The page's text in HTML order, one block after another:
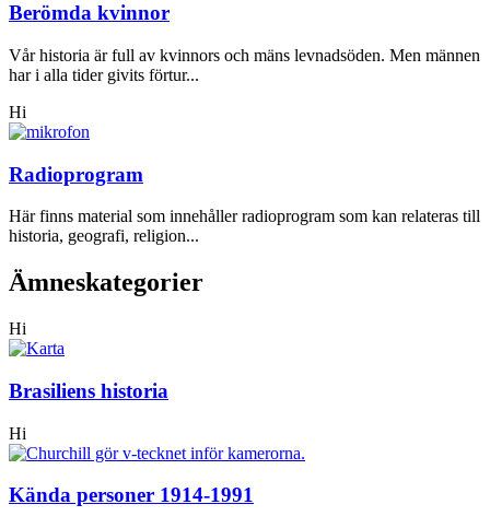
Berömda kvinnor
Vår historia är full av kvinnors och mäns levnadsöden. Men männen
har i alla tider givits förtur...
Hi
Radioprogram
Här finns material som innehåller radioprogram som kan relateras till
historia, geografi, religion...
Ämneskategorier
Hi
Brasiliens historia
Hi
Kända personer 1914-1991